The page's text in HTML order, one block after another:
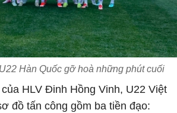
Hàn Quốc gỡ hoà những phút cuối
HLV Đinh Hồng Vinh, U22 Việt
đồ tấn công gồm ba tiền đạo: